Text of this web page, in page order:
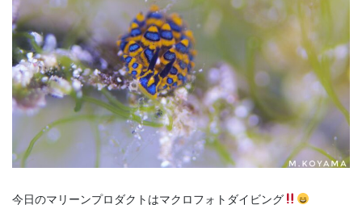
今日のマリーンプロダクトはマクロフォトダイビング